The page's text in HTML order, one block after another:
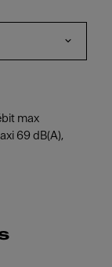
max
69 dB(A),